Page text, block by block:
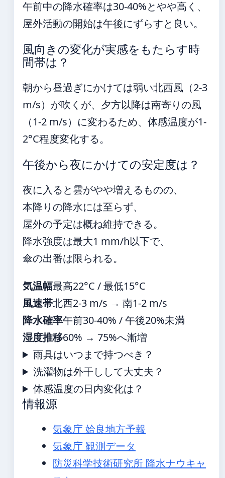
午前中の降水確率は30-40%とやや高く、
屋外活動の開始は午後にずらすと良い。
風向きの変化が実感をもたらす時
間帯は？
朝から昼過ぎにかけては弱い北西風（2-3
m/s）が吹くが、夕方以降は南寄りの風
（1-2 m/s）に変わるため、体感温度が1-
2°C程度変化する。
午後から夜にかけての安定度は？
夜に入ると雲がやや増えるものの、
本降りの降水には至らず、
屋外の予定は概ね維持できる。
降水強度は最大1 mm/h以下で、
傘の出番は限られる。
気温幅最高22°C / 最低15°C
風速帯北西2-3 m/s → 南1-2 m/s
降水確率午前30-40% / 午後20%未満
湿度推移60% → 75%へ漸増
雨具はいつまで持つべき？
洗濯物は外干しして大丈夫？
体感温度の日内変化は？
情報源
気象庁 姶良地方予報
気象庁 観測データ
防災科学技術研究所 降水ナウキャ